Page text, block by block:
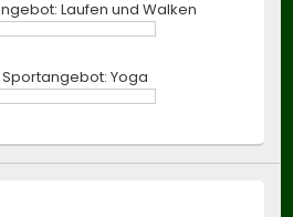
Laufen und Walken
Yoga